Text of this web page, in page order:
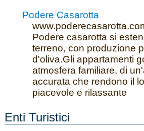
Podere Casarotta
Podere casarotta si
terreno, con produzione
d'oliva.Gli appartamenti
atmosfera familiare, di
accurata che rendono il
piacevole e rilassante
Enti Turistici